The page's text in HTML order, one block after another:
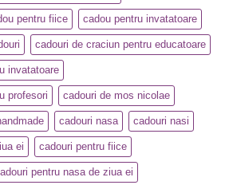
pentru fiice cadou pentru invatatoare
cadouri de craciun pentru educatoare
invatatoare
profesori cadouri de mos nicolae
cadouri nasa cadouri nasi
ei cadouri pentru fiice
pentru nasa de ziua ei